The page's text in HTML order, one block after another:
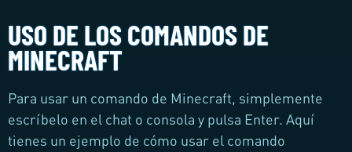
USO DE LOS COMANDOS DE
MINECRAFT
Para usar un comando de Minecraft, simplemente
escríbelo en el chat o consola y pulsa Enter. Aquí
tienes un ejemplo de cómo usar el comando